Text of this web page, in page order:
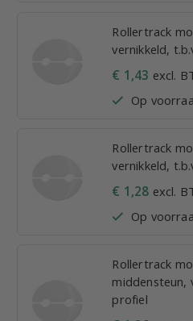
Rollertrack
vernikkeld,
€ 1,43 excl.
Op
Rollertrack
vernikkeld,
€ 1,28 excl.
Op
Rollertrack
middensteun,
profiel